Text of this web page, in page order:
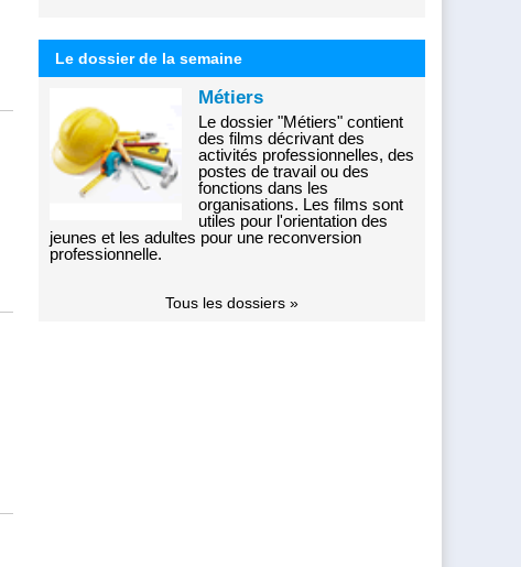
Le dossier de la semaine
Métiers
Le dossier "Métiers" contient
des films décrivant des
activités professionnelles, des
postes de travail ou des
fonctions dans les
organisations. Les films sont
utiles pour l'orientation des
jeunes et les adultes pour une reconversion
professionnelle.
Tous les dossiers »